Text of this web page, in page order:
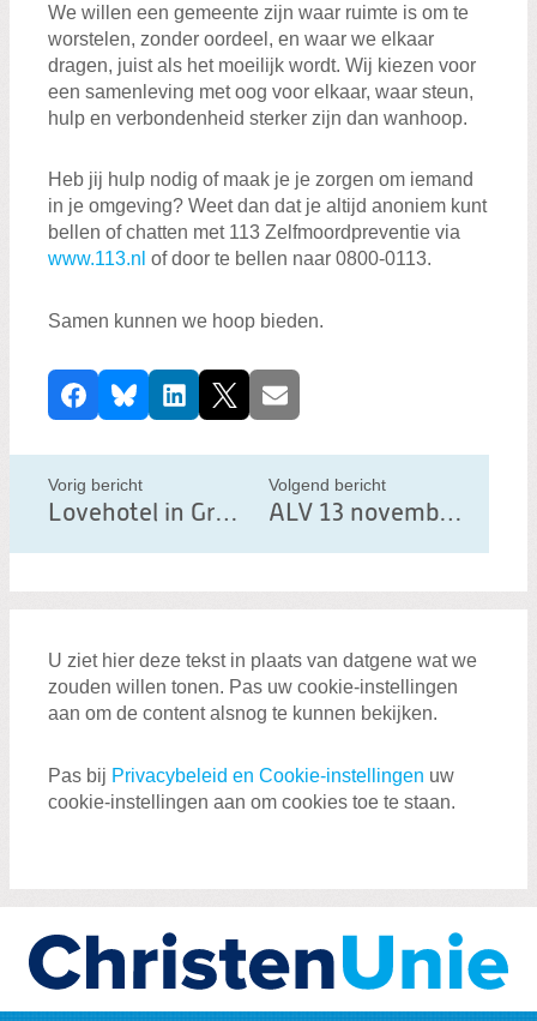
We willen een gemeente zijn waar ruimte is om te
worstelen, zonder oordeel, en waar we elkaar
dragen, juist als het moeilijk wordt. Wij kiezen voor
een samenleving met oog voor elkaar, waar steun,
hulp en verbondenheid sterker zijn dan wanhoop.
Heb jij hulp nodig of maak je je zorgen om iemand
in je omgeving? Weet dan dat je altijd anoniem kunt
bellen of chatten met 113 Zelfmoordpreventie via
www.113.nl of door te bellen naar 0800-0113.
Samen kunnen we hoop bieden.
D
e
e
l
d
b
i
h
t
FacebookBlueskyLinkedIn
X E-mail
Vorig bericht
Lovehotel in Groningen
Volgend bericht
ALV 13 november; concept verkiezingsprogramma, advies selectiecommissie en kandidatenlijst
U ziet hier deze tekst in plaats van datgene wat we
zouden willen tonen. Pas uw cookie-instellingen
aan om de content alsnog te kunnen bekijken.
Pas bij Privacybeleid en Cookie-instellingen uw
cookie-instellingen aan om cookies toe te staan.